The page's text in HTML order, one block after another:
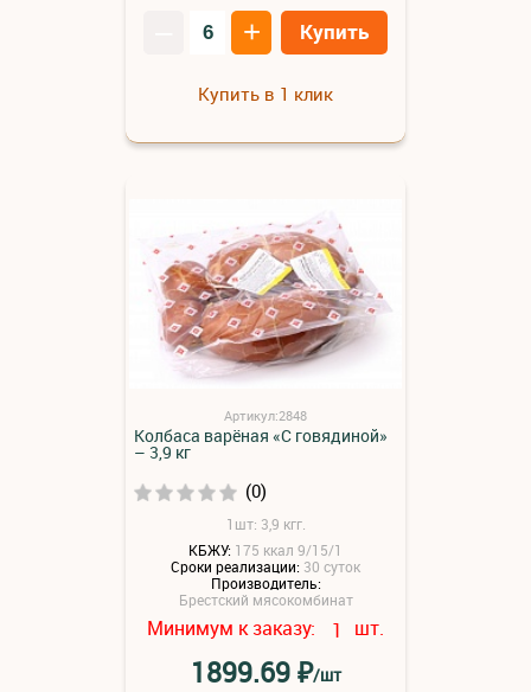
+ Купить
Купить в 1 клик
Артикул:2848
Колбаса варёная «С говядиной»
– 3,9 кг
(0)
1шт: 3,9 кгг.
КБЖУ: 175 ккал 9/15/1
Сроки реализации: 30 суток
Производитель:
Брестский мясокомбинат
Минимум к заказу: 1 шт.
1899.69₽/шт